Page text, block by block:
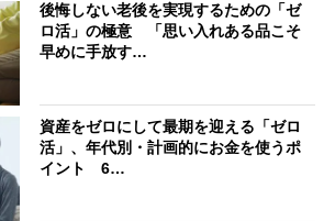
後悔しない老後を実現するための「ゼ
ロ活」の極意 「思い入れある品こそ
早めに手放す…
資産をゼロにして最期を迎える「ゼロ
活」、年代別・計画的にお金を使うポ
イント 6…